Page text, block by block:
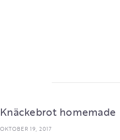
Knäckebrot homemade
OKTOBER 19, 2017